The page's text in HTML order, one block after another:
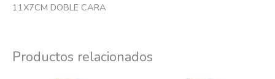
11X7CM DOBLE CARA
Productos relacionados